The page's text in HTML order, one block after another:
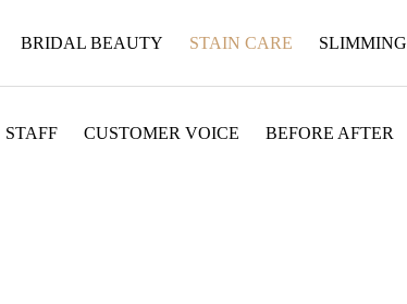
BRIDAL BEAUTY STAIN CARE SLIMMING
STAFF CUSTOMER VOICE BEFORE AFTER